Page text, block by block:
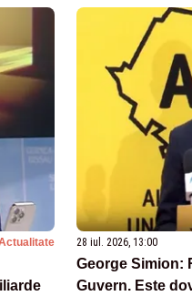
28 iul. 2026, 13:00
George Simion:
Guvern. Este